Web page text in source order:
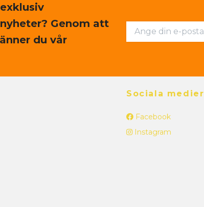
Genom att
du vår
Sociala medier
Facebook
Instagram